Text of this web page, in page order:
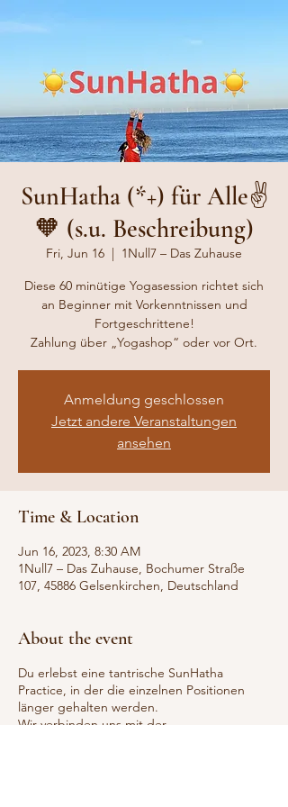
SunHatha (*+) für Alle✌️
🧡 (s.u. Beschreibung)
Fri, Jun 16
  |
1Null7 – Das Zuhause
Diese 60 minütige Yogasession richtet sich
an Beginner mit Vorkenntnissen und
Fortgeschrittene!
Zahlung über „Yogashop“ oder vor Ort.
Anmeldung geschlossen
Jetzt andere Veranstaltungen
ansehen
Time & Location
Jun 16, 2023, 8:30 AM
1Null7 – Das Zuhause, Bochumer Straße
107, 45886 Gelsenkirchen, Deutschland
About the event
Du erlebst eine tantrische SunHatha
Practice, in der die einzelnen Positionen
länger gehalten werden.
Wir verbinden uns mit der